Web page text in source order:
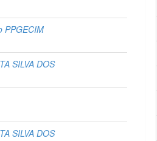
PPGECIM
SILVA DOS
SILVA DOS